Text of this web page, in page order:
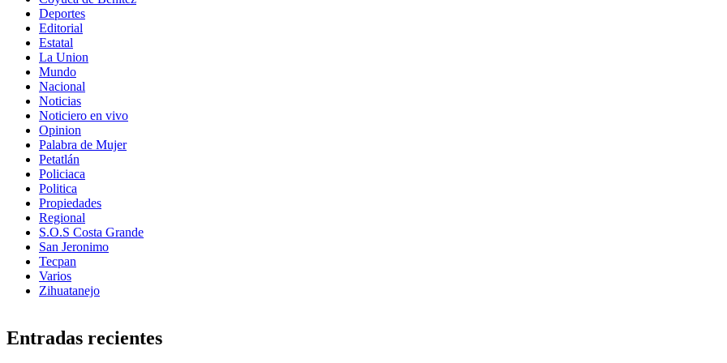
Deportes
Editorial
Estatal
La Union
Mundo
Nacional
Noticias
Noticiero en vivo
Opinion
Palabra de Mujer
Petatlán
Policiaca
Politica
Propiedades
Regional
S.O.S Costa Grande
San Jeronimo
Tecpan
Varios
Zihuatanejo
Entradas recientes